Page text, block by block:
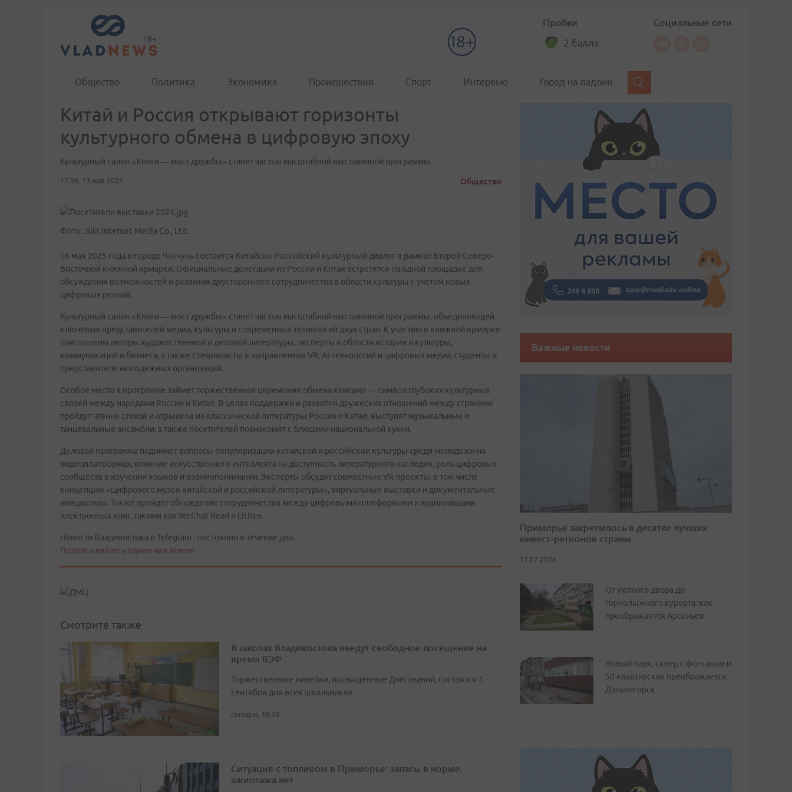
Пробки
2 балла
Социальные сети
Общество Политика Экономика Происшествия Спорт Интервью Город на ладони
Китай и Россия открывают горизонты
культурного обмена в цифровую эпоху
Культурный салон «Книги — мост дружбы» станет частью масштабной выставочной программы
17:04, 13 мая 2025 Общество
Фото: Jilin Internet Media Co., Ltd.
16 мая 2025 года в городе Чанчунь состоится Китайско-Российский культурный диалог в рамках Второй Северо-
Восточной книжной ярмарки. Официальные делегации из России и Китая встретятся на одной площадке для
обсуждения возможностей и развития двустороннего сотрудничества в области культуры с учетом новых
цифровых реалий.
Культурный салон «Книги — мост дружбы» станет частью масштабной выставочной программы, объединяющей
ключевых представителей медиа, культуры и современных технологий двух стран. К участию в книжной ярмарке
приглашены авторы художественной и деловой литературы, эксперты в области истории и культуры,
коммуникаций и бизнеса, а также специалисты в направлениях VR, AI-технологий и цифровых медиа, студенты и
представители молодежных организаций.
Особое место в программе займет торжественная церемония обмена книгами — символ глубоких культурных
связей между народами России и Китая. В целях поддержки и развития дружеских отношений между странами
пройдут чтения стихов и отрывков из классической литературы России и Китая, выступят музыкальные и
танцевальные ансамбли, а также посетителей познакомят с блюдами национальной кухни.
Деловая программа поднимет вопросы популяризации китайской и российской культуры среди молодежи на
видеоплатформах, влияние искусственного интеллекта на доступность литературного наследия, роль цифровых
сообществ в изучении языков и взаимопонимании. Эксперты обсудят совместные VR-проекты, в том числе
концепцию «Цифрового музея китайской и российской литературы», виртуальные выставки и документальные
инициативы. Также пройдет обсуждение сотрудничества между цифровыми платформами и хранилищами
электронных книг, такими как WeChat Read и LitRes.
Новости Владивостока в Telegram - постоянно в течение дня.
Подписывайтесь одним нажатием!
Смотрите также
В школах Владивостока введут свободное посещение на
время ВЭФ
Торжественные линейки, посвящённые Дню знаний, состоятся 1
сентября для всех школьников
сегодня, 18:26
Ситуация с топливом в Приморье: запасы в норме,
ажиотажа нет
Важные новости
Приморье закрепилось в десятке лучших
инвест-регионов страны
17.07.2026
От уютного двора до
горнолыжного курорта: как
преображается Арсеньев
Новый парк, сквер с фонтаном и
50 квартир: как преображается
Дальнегорск